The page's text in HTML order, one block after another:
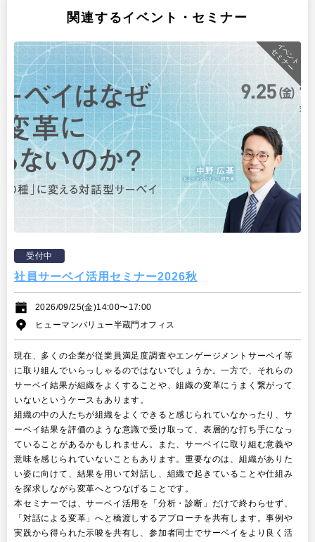
関連するイベント・セミナー
イベント
セミナー
受付中
社員サーベイ活用セミナー2026秋
2026/09/25(金)14:00〜17:00
ヒューマンバリュー半蔵門オフィス
現在、多くの企業が従業員満足度調査やエンゲージメントサーベイ等
に取り組んでいらっしゃるのではないでしょうか。一方で、それらの
サーベイ結果が組織をよくすることや、組織の変革にうまく繋がって
いないというケースもあります。
組織の中の人たちが組織をよくできると感じられていなかったり、サ
ーベイ結果を評価のような意識で受け取って、表層的な打ち手になっ
ていることがあるかもしれません。また、サーベイに取り組む意義や
意味を感じられていないこともあります。重要なのは、組織がありた
い姿に向けて、結果を用いて対話し、組織で起きていることや仕組み
を探求しながら変革へとつなげることです。
本セミナーでは、サーベイ活用を「分析・診断」だけで終わらせず、
「対話による変革」へと橋渡しするアプローチを共有します。事例や
実践から得られた示唆を共有し、参加者同士でサーベイをより良く活